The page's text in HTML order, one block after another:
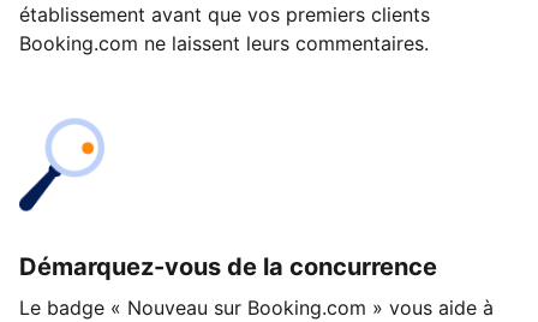
établissement avant que vos premiers clients
Booking.com ne laissent leurs commentaires.
Démarquez-vous de la concurrence
Le badge « Nouveau sur Booking.com » vous aide à